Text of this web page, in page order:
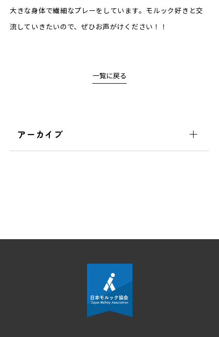
大きな身体で繊細なプレーをしています。モルック好きと交
流していきたいので、ぜひお声がけください！！
一覧に戻る
アーカイブ